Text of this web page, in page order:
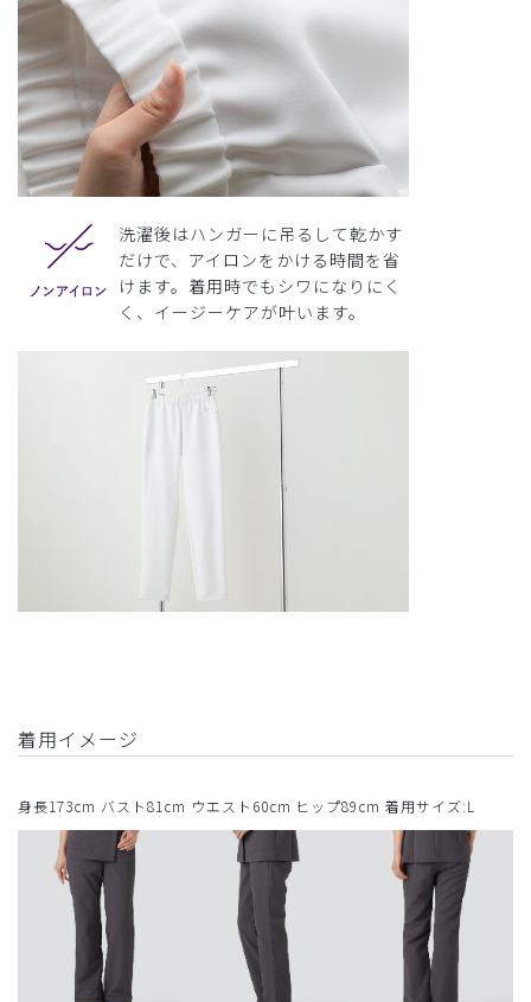
洗濯後はハンガーに吊るして乾かす
だけで、アイロンをかける時間を省
けます。着用時でもシワになりにく
く、イージーケアが叶います。
着用イメージ
身長173cm バスト81cm ウエスト60cm ヒップ89cm 着用サイズ:L